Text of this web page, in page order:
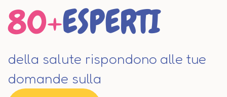
80+ESPERTI
della salute rispondono alle tue
domande sulla